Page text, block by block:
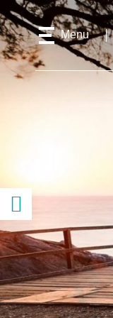
Menu
previous